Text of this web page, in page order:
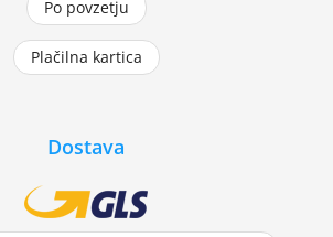
Po povzetju
Plačilna kartica
Dostava